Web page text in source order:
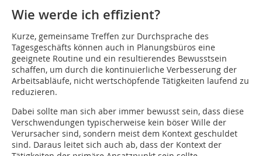
Wie werde ich effizient?
Kurze, gemeinsame Treffen zur Durchsprache des
Tagesgeschäfts können auch in Planungsbüros eine
geeignete Routine und ein resultierendes Bewusstsein
schaffen, um durch die kontinuierliche Verbesserung der
Arbeitsabläufe, nicht wertschöpfende Tätigkeiten laufend zu
reduzieren.
Dabei sollte man sich aber immer bewusst sein, dass diese
Verschwendungen typischerweise kein böser Wille der
Verursacher sind, sondern meist dem Kontext geschuldet
sind. Daraus leitet sich auch ab, dass der Kontext der